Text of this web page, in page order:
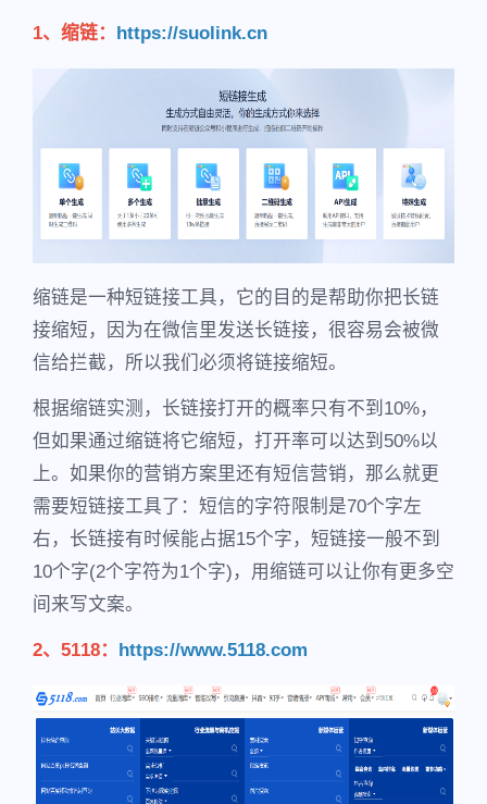
1、缩链： https://suolink.cn
缩链是一种短链接工具，它的目的是帮助你把长链
接缩短，因为在微信里发送长链接，很容易会被微
信给拦截，所以我们必须将链接缩短。
根据缩链实测，长链接打开的概率只有不到10%，
但如果通过缩链将它缩短，打开率可以达到50%以
上。如果你的营销方案里还有短信营销，那么就更
需要短链接工具了：短信的字符限制是70个字左
右，长链接有时候能占据15个字，短链接一般不到
10个字(2个字符为1个字)，用缩链可以让你有更多空
间来写文案。
2、5118： https://www.5118.com